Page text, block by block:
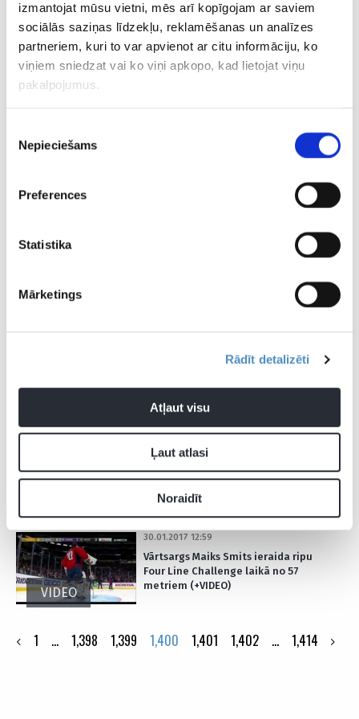
izmantojat mūsu vietni, mēs arī kopīgojam ar saviem
sociālās saziņas līdzekļu, reklamēšanas un analīzes
partneriem, kuri to var apvienot ar citu informāciju, ko
viņiem sniedzat vai ko viņi apkopo, kad lietojat viņu
pakalpojumus.
izvēle
Nepieciešams
Preferences
Statistika
Mārketings
Rādīt detalizēti
Atļaut visu
Ļaut atlasi
Noraidīt
01.02.2017 12:02
Mini Keslers pārspēj Keriju Praisu ar
VIDEO
zaudējumā pret “Canadiens” (+VIDEO)
“Ņeftehimik” vienībai (+VIDEO)
Bārtuļa “Admiral” sešas sekundes
uzvaru un “bullīšos” zaudē KHL
pastarītei (+VIDEO)
Daugaviņam rezultatīva piespēle, bet
“Torpedo” bez diskvalificētā Skudras
nodrošina vietu “play-off” (+VIDEO)
VIDEO
30.01.2017 12:59
Vārtsargs Maiks Smits ieraida ripu
Four Line Challenge laikā no 57
metriem (+VIDEO)
Posts
1 … 1,398 1,399 1,400 1,401 1,402 … 1,414